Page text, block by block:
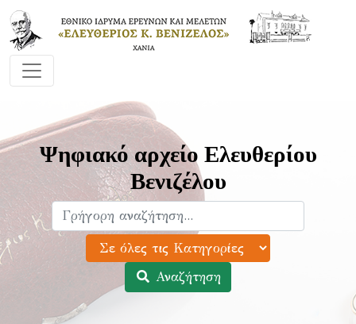
Ψηφιακό αρχείο Ελευθερίου
Βενιζέλου
Αναζήτηση